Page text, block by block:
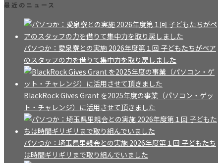
最近のニュース
パソつか：愛泉寮との実施 2026年度第１回 子どもたちがペア
のスタッフの力を借りて集中力を取り戻しました
BlackRock Gives Grant を2025年度の事業（パソコン・ゲッ
ト・チャレンジ）に活用させて頂きました
パソつか：埼玉県里親会との実施 2026年度第１回 子どもたち
は時間ギリギリまで取り組んでいました